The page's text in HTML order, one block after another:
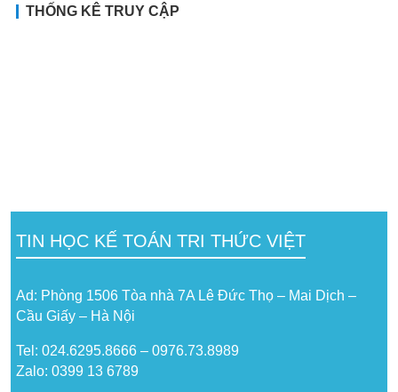
THỐNG KÊ TRUY CẬP
TIN HỌC KẾ TOÁN TRI THỨC VIỆT
Ad: Phòng 1506 Tòa nhà 7A Lê Đức Thọ – Mai Dịch –
Cầu Giấy – Hà Nội
Tel: 024.6295.8666 – 0976.73.8989
Zalo: 0399 13 6789